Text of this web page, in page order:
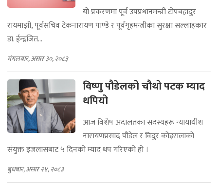
यो प्रकरणमा पूर्व उपप्रधानमन्त्री टोपबहादुर
रायमाझी, पूर्वसचिव टेकनारायण पाण्डे र पूर्वगृहमन्त्रीका सुरक्षा सल्लाहकार
डा. ईन्द्रजित...
मंगलबार, असार ३०, २०८३
विष्णु पौडेलको चौथो पटक म्याद
थपियो
आज विशेष अदालतका सदस्यहरू न्यायाधीश
नारायणप्रसाद पौडेल र विदुर कोइरालाको
संयुक्त इजलासबाट ५ दिनको म्याद थप गरिएको हो ।
बुधबार, असार २४, २०८३